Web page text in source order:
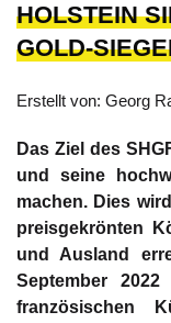
OLSTEIN
OLD-
Erstellt von: Georg
Das Ziel des
und seine
machen. Dies
preisgekrönten
und Ausland
September
französischen